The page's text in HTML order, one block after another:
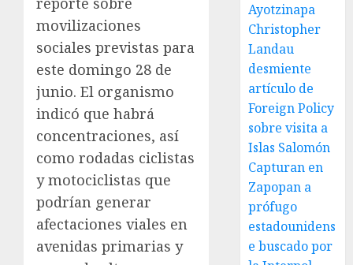
movilizaciones
sociales previstas para
este domingo 28 de
junio. El organismo
indicó que habrá
concentraciones, así
como rodadas ciclistas
y motociclistas que
podrían generar
afectaciones viales en
avenidas primarias y
Ayotzinapa
Christopher
Landau
desmiente
artículo de
Foreign Policy
sobre visita a
Islas Salomón
Capturan en
Zapopan a
prófugo
estadounidens
e buscado por